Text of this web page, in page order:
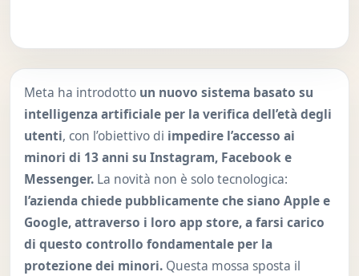
Meta ha introdottoun nuovo sistema basato su
intelligenza artificiale per la verifica dell’età degli
utenti, con l’obiettivo di impedire l’accesso ai
minori di 13 anni su Instagram, Facebook e
Messenger. La novità non è solo tecnologica:
l’azienda chiede pubblicamente che siano Apple e
Google, attraverso i loro app store, a farsi carico
di questo controllo fondamentale per la
protezione dei minori. Questa mossa sposta il